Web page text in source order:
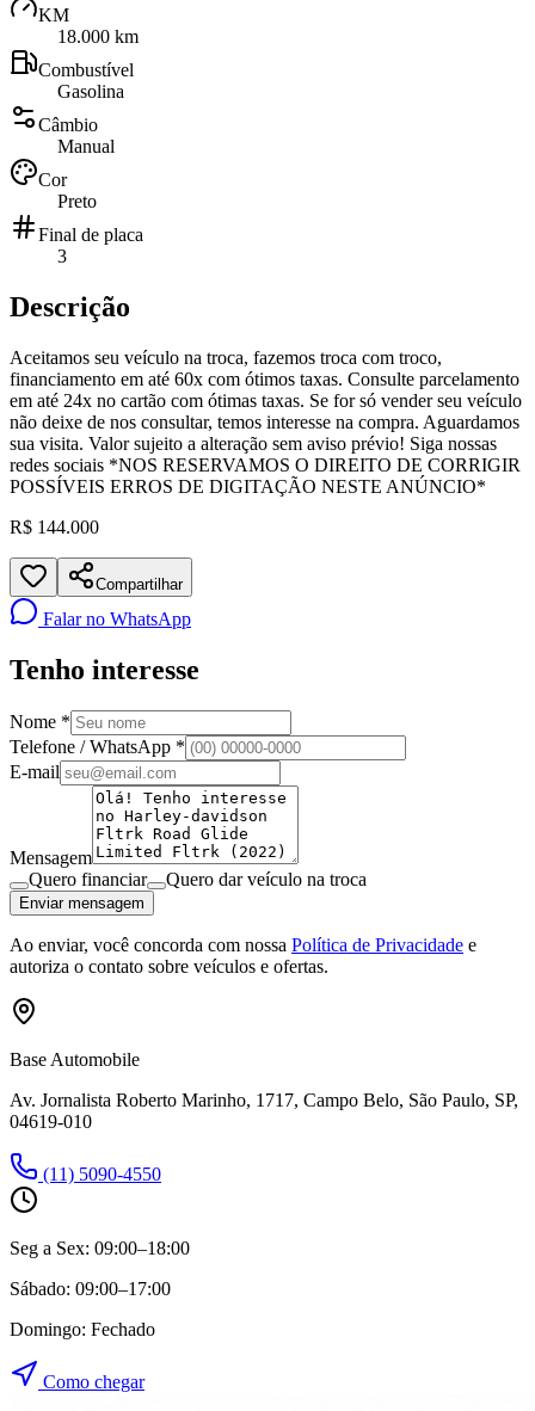
KM
18.000 km
Combustível
Gasolina
Câmbio
Manual
Cor
Preto
Final de placa
3
Descrição
Aceitamos seu veículo na troca, fazemos troca com troco,
financiamento em até 60x com ótimos taxas. Consulte parcelamento
em até 24x no cartão com ótimas taxas. Se for só vender seu veículo
não deixe de nos consultar, temos interesse na compra. Aguardamos
sua visita. Valor sujeito a alteração sem aviso prévio! Siga nossas
redes sociais *NOS RESERVAMOS O DIREITO DE CORRIGIR
POSSÍVEIS ERROS DE DIGITAÇÃO NESTE ANÚNCIO*
R$ 144.000
Compartilhar
Falar no WhatsApp
Tenho interesse
Nome *
Telefone / WhatsApp *
E-mail
Mensagem
Quero financiar
Quero dar veículo na troca
Enviar mensagem
Ao enviar, você concorda com nossa Política de Privacidade e
autoriza o contato sobre veículos e ofertas.
Base Automobile
Av. Jornalista Roberto Marinho, 1717, Campo Belo, São Paulo, SP,
04619-010
(11) 5090-4550
Seg a Sex: 09:00–18:00
Sábado: 09:00–17:00
Domingo: Fechado
Como chegar